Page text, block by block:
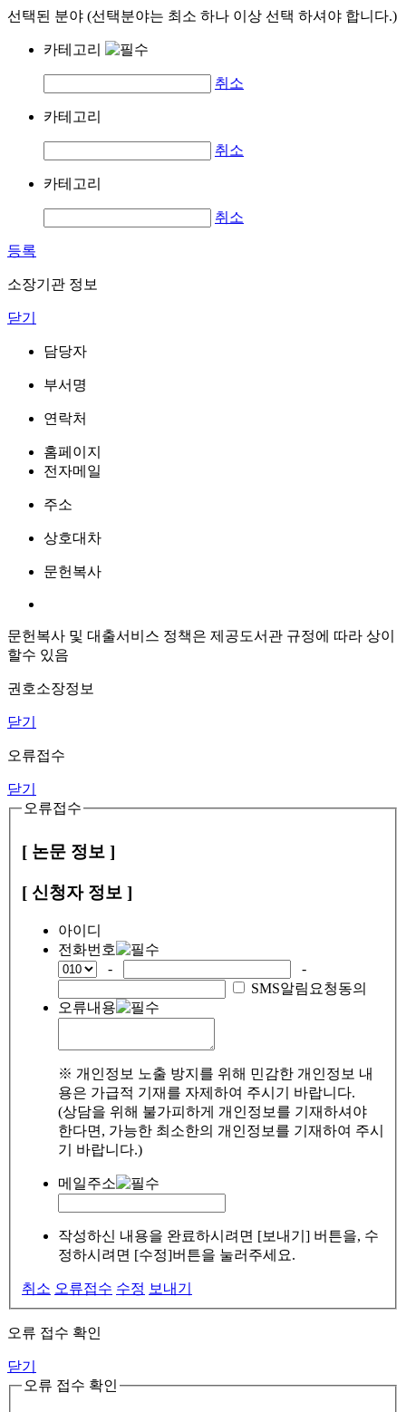
선택된 분야 (선택분야는 최소 하나 이상 선택 하셔야 합니다.)
카테고리
취소
카테고리
취소
카테고리
취소
등록
소장기관 정보
닫기
담당자
부서명
연락처
홈페이지
전자메일
주소
상호대차
문헌복사
문헌복사 및 대출서비스 정책은 제공도서관 규정에 따라 상이
할수 있음
권호소장정보
닫기
오류접수
닫기
오류접수
[ 논문 정보 ]
[ 신청자 정보 ]
아이디
전화번호
-
-
SMS알림요청동의
오류내용
※ 개인정보 노출 방지를 위해 민감한 개인정보 내
용은 가급적 기재를 자제하여 주시기 바랍니다.
(상담을 위해 불가피하게 개인정보를 기재하셔야
한다면, 가능한 최소한의 개인정보를 기재하여 주시
기 바랍니다.)
메일주소
작성하신 내용을 완료하시려면 [보내기] 버튼을, 수
정하시려면 [수정]버튼을 눌러주세요.
취소 오류접수 수정 보내기
오류 접수 확인
닫기
오류 접수 확인